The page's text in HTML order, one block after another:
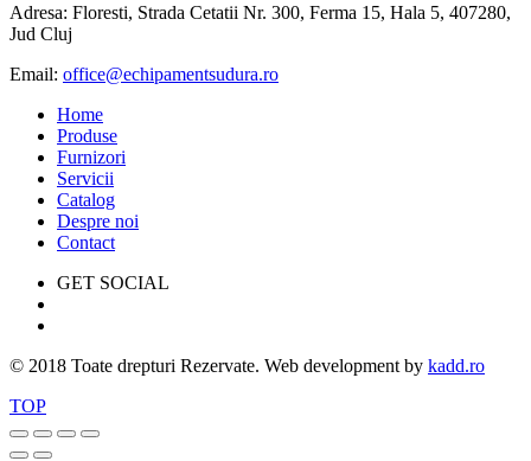
Adresa: Floresti, Strada Cetatii Nr. 300, Ferma 15, Hala 5, 407280,
Jud Cluj
Email: office@echipamentsudura.ro
Home
Produse
Furnizori
Servicii
Catalog
Despre noi
Contact
GET SOCIAL
© 2018 Toate drepturi Rezervate. Web development by kadd.ro
TOP